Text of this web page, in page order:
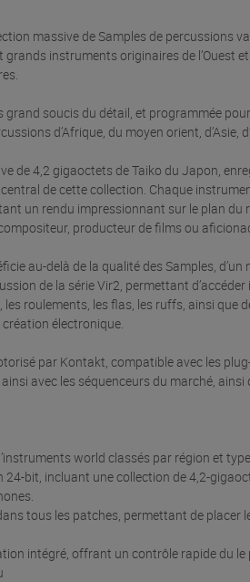
massive de Samples de percussions
instruments originaires de l’Ouest
grand soucis du détail, et programmée
d’Afrique, du moyen orient, d’Asie,
de 4,2 gigaoctets de Taiko du Japon,
central de cette collection. Chaque
un rendu impressionnant sur le plan du
producteur de films ou
au-delà de la qualité des Samples,
de la série Vir2, permettant
les roulements, les flas, les ruffs, ainsi
électronique.
par Kontakt, compatible avec les
avec les séquenceurs du marché, ainsi
world classés par région et
24-bit, incluant une collection de 4,2-
tous les patches, permettant de placer
intégré, offrant un contrôle rapide du le